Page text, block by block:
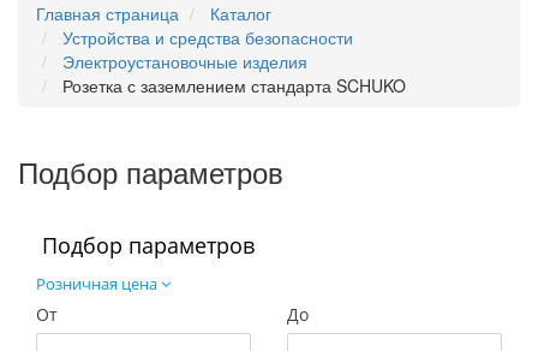
Главная страница
Каталог
Устройства и средства безопасности
Электроустановочные изделия
Розетка с заземлением стандарта SCHUKO
Подбор параметров
Подбор параметров
Розничная цена
От До